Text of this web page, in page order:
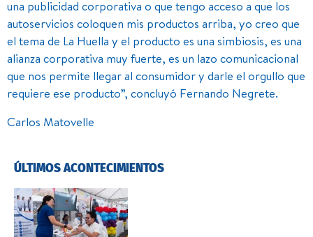
una publicidad corporativa o que tengo acceso a que los
autoservicios coloquen mis productos arriba, yo creo que
el tema de La Huella y el producto es una simbiosis, es una
alianza corporativa muy fuerte, es un lazo comunicacional
que nos permite llegar al consumidor y darle el orgullo que
requiere ese producto”, concluyó Fernando Negrete.
Carlos Matovelle
ÚLTIMOS ACONTECIMIENTOS